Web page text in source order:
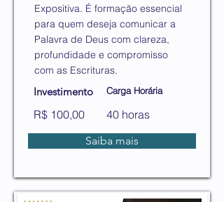
Expositiva. É formação essencial
para quem deseja comunicar a
Palavra de Deus com clareza,
profundidade e compromisso
com as Escrituras.
Investimento
R$ 100,00
Carga Horária
40 horas
Saiba mais